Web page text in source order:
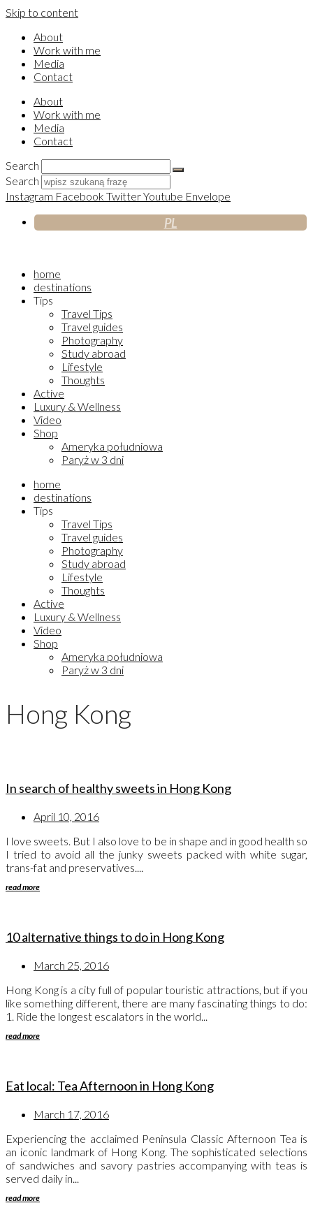
Skip to content
About
Work with me
Media
Contact
About
Work with me
Media
Contact
Search
Search
Instagram Facebook TwitterYoutube Envelope
PL
home
destinations
Tips
Travel Tips
Travel guides
Photography
Study abroad
Lifestyle
Thoughts
Active
Luxury & Wellness
Video
Shop
Ameryka południowa
Paryż w 3 dni
home
destinations
Tips
Travel Tips
Travel guides
Photography
Study abroad
Lifestyle
Thoughts
Active
Luxury & Wellness
Video
Shop
Ameryka południowa
Paryż w 3 dni
Hong Kong
In search of healthy sweets in Hong Kong
April 10, 2016
I love sweets. But I also love to be in shape and in good health so
I tried to avoid all the junky sweets packed with white sugar,
trans-fat and preservatives....
read more
10 alternative things to do in Hong Kong
March 25, 2016
Hong Kong is a city full of popular touristic attractions, but if you
like something different, there are many fascinating things to do:
1. Ride the longest escalators in the world...
read more
Eat local: Tea Afternoon in Hong Kong
March 17, 2016
Experiencing the acclaimed Peninsula Classic Afternoon Tea is
an iconic landmark of Hong Kong. The sophisticated selections
of sandwiches and savory pastries accompanying with teas is
served daily in...
read more